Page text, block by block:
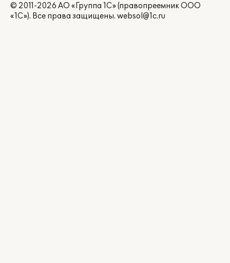
© 2011-2026 АО «Группа 1С» (правопреемник ООО
«1С»). Все права защищены. websol@1c.ru